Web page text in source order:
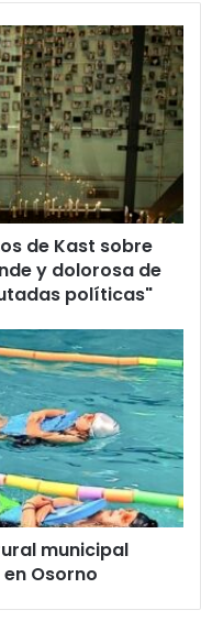
de Kast sobre
y dolorosa de
políticas"
municipal
Osorno